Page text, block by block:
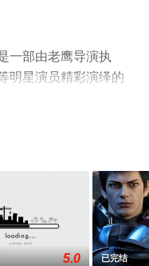
一部由老鹰导演执
明星演员精彩演绎的
1-160全集），手机免
网等平台了解。
5.0 已完结